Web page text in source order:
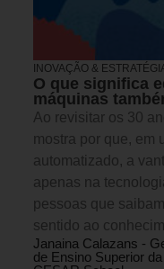
INOVAÇÃO &
O que significa
máquinas
Ao revisitar os 30
mostra por que, em
automatizado, a
apenas na
pessoas que
sentido ao
Janaina Calazans -
de Ensino Superior da